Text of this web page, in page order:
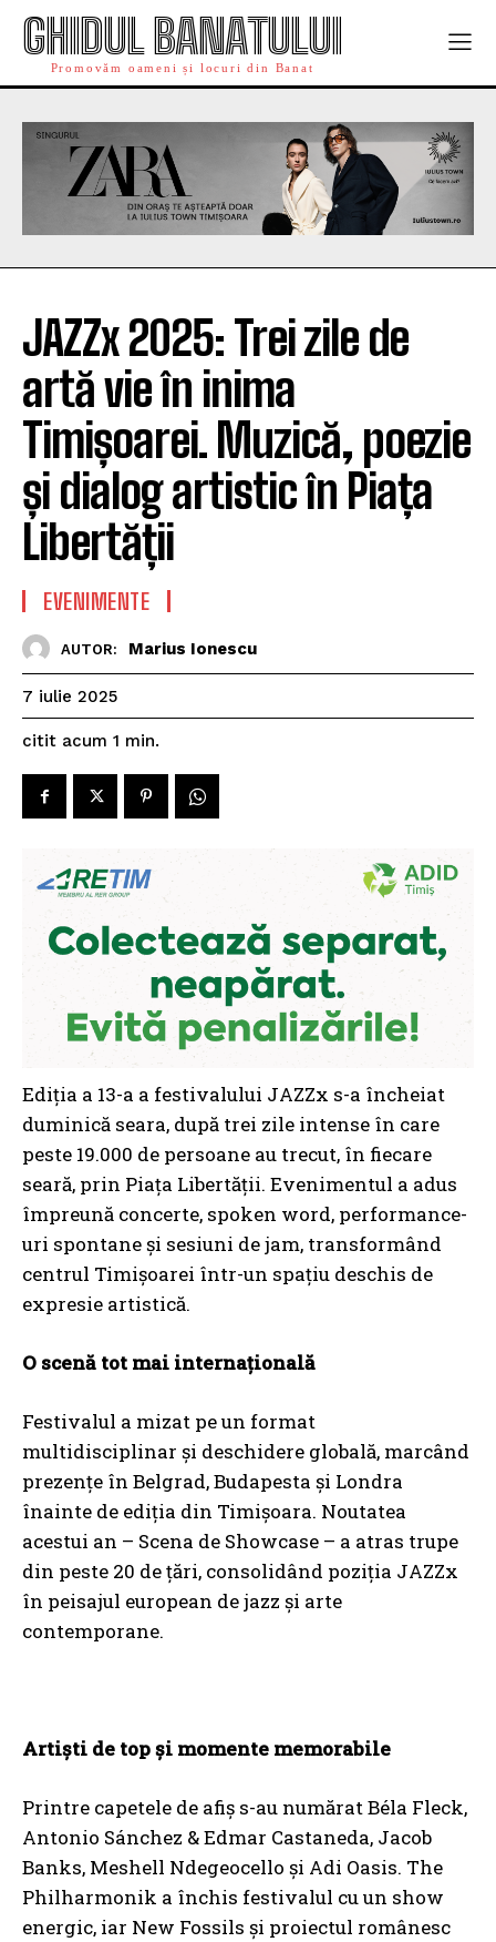
GHIDUL BANATULUI
Promovăm oameni și locuri din Banat
JAZZx 2025: Trei zile de
artă vie în inima
Timișoarei. Muzică, poezie
și dialog artistic în Piața
Libertății
EVENIMENTE
AUTOR: Marius Ionescu
7 iulie 2025
citit acum 1 min.
Ediția a 13-a a festivalului JAZZx s-a încheiat
duminică seara, după trei zile intense în care
peste 19.000 de persoane au trecut, în fiecare
seară, prin Piața Libertății. Evenimentul a adus
împreună concerte, spoken word, performance-
uri spontane și sesiuni de jam, transformând
centrul Timișoarei într-un spațiu deschis de
expresie artistică.
O scenă tot mai internațională
Festivalul a mizat pe un format
multidisciplinar și deschidere globală, marcând
prezențe în Belgrad, Budapesta și Londra
înainte de ediția din Timișoara. Noutatea
acestui an – Scena de Showcase – a atras trupe
din peste 20 de țări, consolidând poziția JAZZx
în peisajul european de jazz și arte
contemporane.
Artiști de top și momente memorabile
Printre capetele de afiș s-au numărat Béla Fleck,
Antonio Sánchez & Edmar Castaneda, Jacob
Banks, Meshell Ndegeocello și Adi Oasis. The
Philharmonik a închis festivalul cu un show
energic, iar New Fossils și proiectul românesc